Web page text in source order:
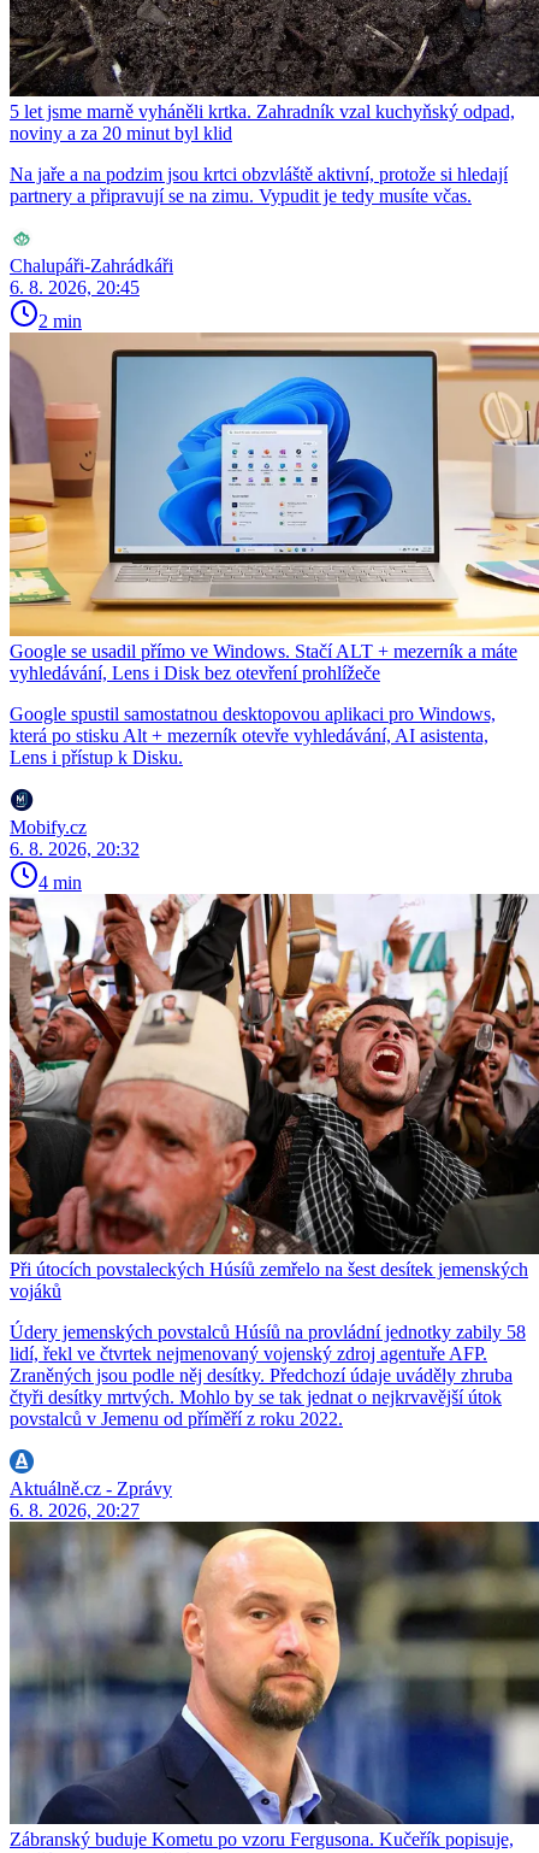
5 let jsme marně vyháněli krtka. Zahradník vzal kuchyňský odpad,
noviny a za 20 minut byl klid
Na jaře a na podzim jsou krtci obzvláště aktivní, protože si hledají
partnery a připravují se na zimu. Vypudit je tedy musíte včas.
Chalupáři-Zahrádkáři
6. 8. 2026, 20:45
2 min
Google se usadil přímo ve Windows. Stačí ALT + mezerník a máte
vyhledávání, Lens i Disk bez otevření prohlížeče
Google spustil samostatnou desktopovou aplikaci pro Windows,
která po stisku Alt + mezerník otevře vyhledávání, AI asistenta,
Lens i přístup k Disku.
Mobify.cz
6. 8. 2026, 20:32
4 min
Při útocích povstaleckých Húsíů zemřelo na šest desítek jemenských
vojáků
Údery jemenských povstalců Húsíů na provládní jednotky zabily 58
lidí, řekl ve čtvrtek nejmenovaný vojenský zdroj agentuře AFP.
Zraněných jsou podle něj desítky. Předchozí údaje uváděly zhruba
čtyři desítky mrtvých. Mohlo by se tak jednat o nejkrvavější útok
povstalců v Jemenu od příměří z roku 2022.
Aktuálně.cz - Zprávy
6. 8. 2026, 20:27
Zábranský buduje Kometu po vzoru Fergusona. Kučeřík popisuje,